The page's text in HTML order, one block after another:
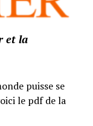
et la
puisse se
le pdf de la